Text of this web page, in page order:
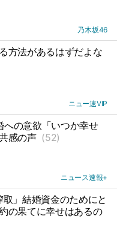
乃木坂46
方法があるはずだよな
ニュー速VIP
への意欲「いつか幸せ
感の声 (52)
ニュース速報+
取」結婚資金のためにと
の果てに幸せはあるの